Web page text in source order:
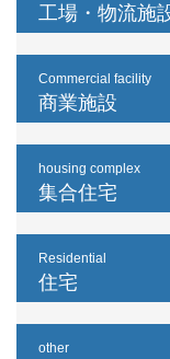
工場・物流施
Commercial facility
商業施設
housing complex
集合住宅
Residential
住宅
other